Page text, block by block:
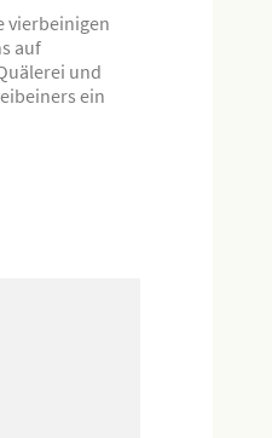
vierbeinigen
auf
und
ein